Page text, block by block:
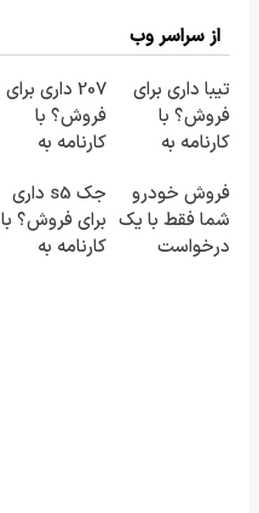
از سراسر وب
تیبا داری برای
فروش؟ با
کارنامه به
بفروش!
207 داری برای
فروش؟ با
کارنامه به
بفروش!
فروش خودرو
شما فقط با یک
درخواست
جک s5 داری
برای فروش؟ با
کارنامه به